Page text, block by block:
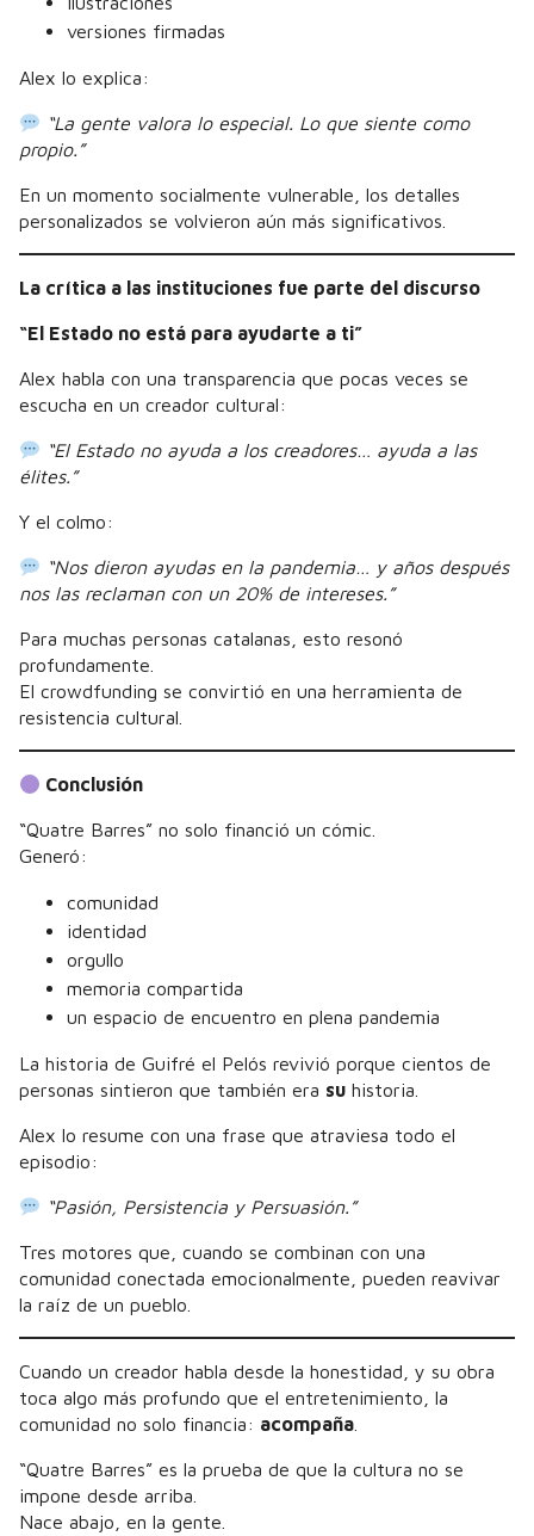
versiones firmadas
Alex lo explica:
“La gente valora lo especial. Lo que siente como
propio.”
En un momento socialmente vulnerable, los detalles
personalizados se volvieron aún más significativos.
La crítica a las instituciones fue parte del discurso
“El Estado no está para ayudarte a ti”
Alex habla con una transparencia que pocas veces se
escucha en un creador cultural:
“El Estado no ayuda a los creadores… ayuda a las
élites.”
Y el colmo:
“Nos dieron ayudas en la pandemia… y años después
nos las reclaman con un 20% de intereses.”
Para muchas personas catalanas, esto resonó
profundamente.
El crowdfunding se convirtió en una herramienta de
resistencia cultural.
Conclusión
“Quatre Barres” no solo financió un cómic.
Generó:
comunidad
identidad
orgullo
memoria compartida
un espacio de encuentro en plena pandemia
La historia de Guifré el Pelós revivió porque cientos de
personas sintieron que también era su historia.
Alex lo resume con una frase que atraviesa todo el
episodio:
“Pasión, Persistencia y Persuasión.”
Tres motores que, cuando se combinan con una
comunidad conectada emocionalmente, pueden reavivar
la raíz de un pueblo.
Cuando un creador habla desde la honestidad, y su obra
toca algo más profundo que el entretenimiento, la
comunidad no solo financia: acompaña
“Quatre Barres” es la prueba de que la cultura no se
impone desde arriba.
Nace abajo, en la gente.